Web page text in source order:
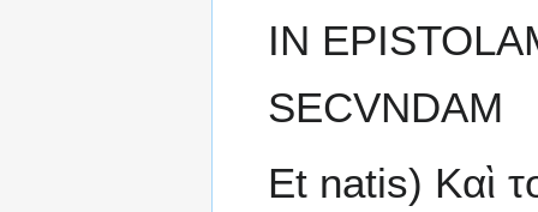
IN
SECVNDAM
Et natis) Καὶ